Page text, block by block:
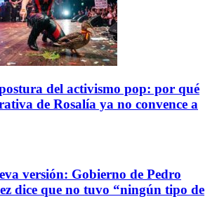
del activismo pop: por qué
de Rosalía ya no convence a
versión: Gobierno de Pedro
dice que no tuvo “ningún tipo de